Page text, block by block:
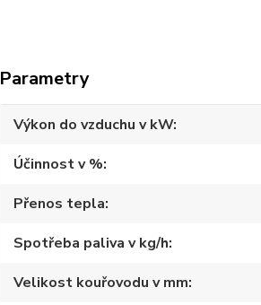
Parametry
Výkon do vzduchu v kW
Účinnost v %
Přenos tepla
Spotřeba paliva v kg/h
Velikost kouřovodu v mm